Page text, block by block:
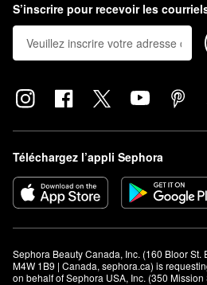
S’inscrire pour recevoir les
Téléchargez l’appli Sephora
Sephora Beauty Canada, Inc. (160 Bloor St.
M4W 1B9 | Canada, sephora.ca) is
on behalf of Sephora USA, Inc. (350